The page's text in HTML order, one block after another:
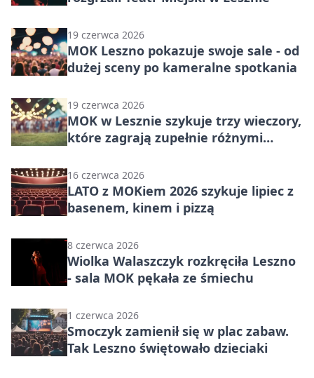
19 czerwca 2026
MOK Leszno pokazuje swoje sale - od
dużej sceny po kameralne spotkania
19 czerwca 2026
MOK w Lesznie szykuje trzy wieczory,
które zagrają zupełnie różnymi
16 czerwca 2026
LATO z MOKiem 2026 szykuje lipiec z
basenem, kinem i pizzą
8 czerwca 2026
Wiolka Walaszczyk rozkręciła Leszno
- sala MOK pękała ze śmiechu
1 czerwca 2026
Smoczyk zamienił się w plac zabaw.
Tak Leszno świętowało dzieciaki